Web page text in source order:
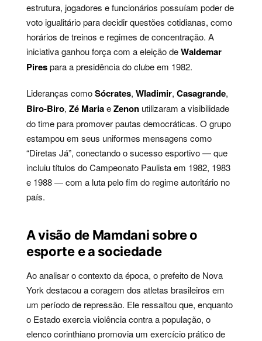
estrutura, jogadores e funcionários possuíam poder de
voto igualitário para decidir questões cotidianas, como
horários de treinos e regimes de concentração. A
iniciativa ganhou força com a eleição deWaldemar
Pirespara a presidência do clube em 1982.
Lideranças comoSócrates, Wladimir, Casagrande,
Biro-Biro, Zé MariaeZenon utilizaram a visibilidade
do time para promover pautas democráticas. O grupo
estampou em seus uniformes mensagens como
“Diretas Já”, conectando o sucesso esportivo — que
incluiu títulos do Campeonato Paulista em 1982, 1983
e 1988 — com a luta pelo fim do regime autoritário no
país.
A visão de Mamdani sobre o
esporte e a sociedade
Ao analisar o contexto da época, o prefeito de Nova
York destacou a coragem dos atletas brasileiros em
um período de repressão. Ele ressaltou que, enquanto
o Estado exercia violência contra a população, o
elenco corinthiano promovia um exercício prático de